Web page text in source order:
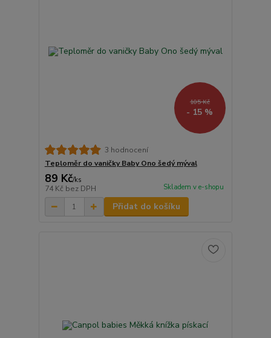
105 Kč
- 15 %
3 hodnocení
Teploměr do vaničky Baby Ono šedý mýval
89 Kč/ks
74 Kč bez DPH Skladem v e-shopu
Přidat do košíku